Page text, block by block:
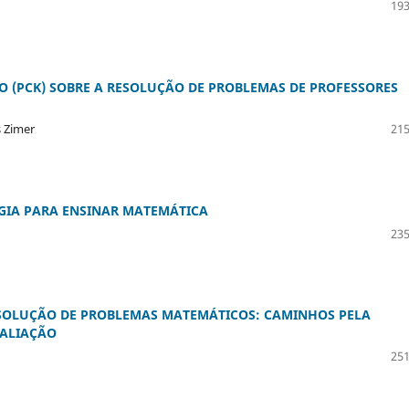
SOBRE A RESOLUÇÃO DE PROBLEMAS DE PROFESSORES
Zimer
PARA ENSINAR MATEMÁTICA
DE PROBLEMAS MATEMÁTICOS: CAMINHOS PELA